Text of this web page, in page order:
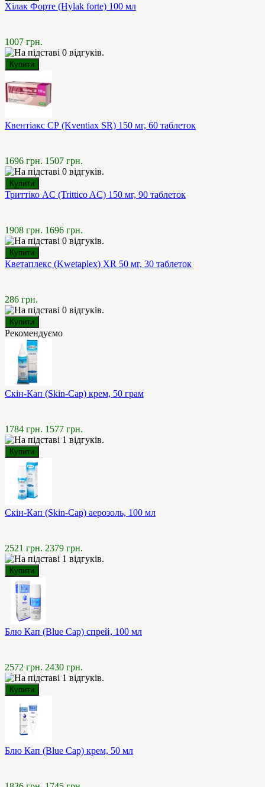
Хілак Форте (Hylak forte) 100 мл
1007 грн.
Квентіакс СР (Kventiax SR) 150 мг, 60 таблеток
1696 грн. 1507 грн.
Триттіко AC (Trittico AC) 150 мг, 90 таблеток
1908 грн. 1696 грн.
Кветаплекс (Kwetaplex) XR 50 мг, 30 таблеток
286 грн.
Рекомендуємо
Скін-Кап (Skin-Cap) крем, 50 грам
1784 грн. 1577 грн.
Скін-Кап (Skin-Cap) аерозоль, 100 мл
2521 грн. 2379 грн.
Блю Кап (Blue Cap) спрей, 100 мл
2572 грн. 2430 грн.
Блю Кап (Blue Cap) крем, 50 мл